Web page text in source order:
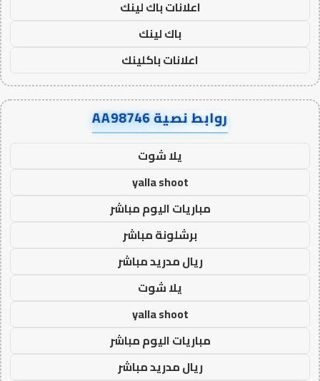
اعلانات باك لينك
باك لينك
اعلانات باكلينك
روابط نصية AA98746
يلا شوت
yalla shoot
مباريات اليوم مباشر
برشلونة مباشر
ريال مدريد مباشر
يلا شوت
yalla shoot
مباريات اليوم مباشر
ريال مدريد مباشر